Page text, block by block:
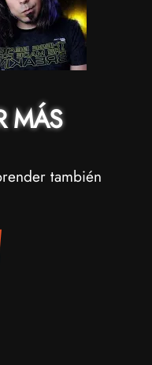
MÁS
también